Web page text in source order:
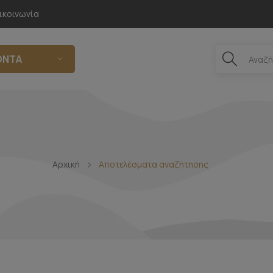
Αρχική Αποτελέσματα αναζήτησης